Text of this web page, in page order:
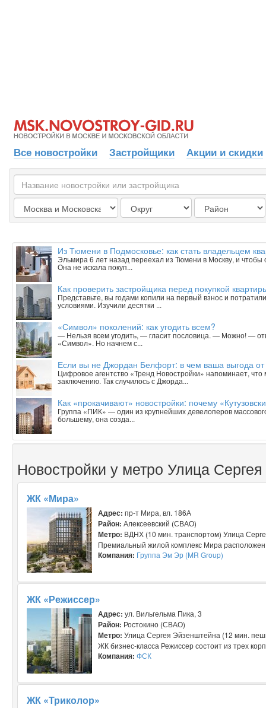
Все новостройки Застройщики Акции и скидки
Из Тюмени в Подмосковье: как стать владельцем
Эльмира 6 лет назад переехал из Тюмени в Москву, и
Она не искала покуп...
Как проверить застройщика перед покупкой
Представьте, вы годами копили на первый взнос и
условиями. Изучили десятки ...
«Символ» поколений: как угодить всем?
— Нельзя всем угодить, — гласит пословица. — Можно! —
«Символ». Но начнем с...
Если вы не Джордан Белфорт: в чем ваша выгода от
Цифровое агентство «Тренд Новостройки» напоминает,
заключению. Так случилось с Джорда...
Как «прокачивают» новостройки: почему
Группа «ПИК» — один из крупнейших девелоперов
большему, она созда...
Новостройки у метро Улица
ЖК «Мира»
Адрес: пр-т Мира, вл. 186А
Район: Алексеевский (СВАО)
Метро: ВДНХ (10 мин. транспортом) Улица
Премиальный жилой комплекс Мира
Компания: Группа Эм Эр (MR Group)
ЖК «Режиссер»
Адрес: ул. Вильгельма Пика, 3
Район: Ростокино (СВАО)
Метро: Улица Сергея Эйзенштейна (12 мин.
ЖК бизнес-класса Режиссер состоит из трех
Компания: ФСК
ЖК «Триколор»